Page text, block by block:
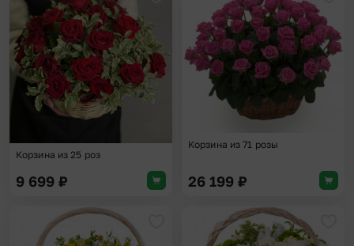
Добавить в избранное
Корзина из 25 роз
9 699 ₽
Корзина из 71 розы
26 199 ₽
Добавить в избранное